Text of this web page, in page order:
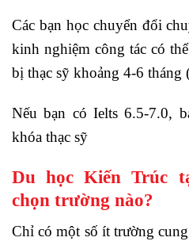
Các bạn học chuyển đổi
kinh nghiệm công tác có
bị thạc sỹ khoảng 4-6 tháng
Nếu bạn có Ielts 6.5-7.0,
khóa thạc sỹ
Du học Kiến Trúc
chọn trường nào?
Chỉ có một số ít trường